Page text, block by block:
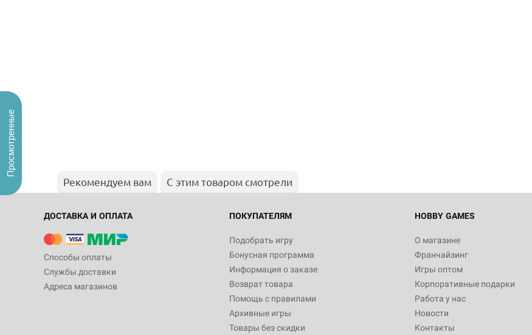
Рекомендуем вам С этим товаром смотрели
ДОСТАВКА И ОПЛАТА
Способы оплаты
Службы доставки
Адреса магазинов
ПОКУПАТЕЛЯМ
Подобрать игру
Бонусная программа
Информация о заказе
Возврат товара
Помощь с правилами
Архивные игры
Товары без скидки
HOBBY GAMES
О магазине
Франчайзинг
Игры оптом
Корпоративные подарки
Работа у нас
Новости
Контакты
Просмотренные
Настольная игра Hobby
Белая смерть
12 990
Настольная игра Hobby
3 490